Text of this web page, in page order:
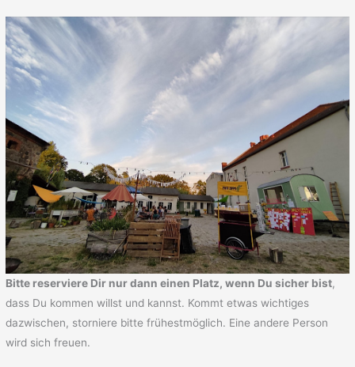
Bitte reserviere Dir nur dann einen Platz, wenn Du sicher bist,
dass Du kommen willst und kannst. Kommt etwas wichtiges
dazwischen, storniere bitte frühestmöglich. Eine andere Person
wird sich freuen.